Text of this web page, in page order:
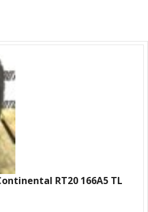
RT20 166A5 TL